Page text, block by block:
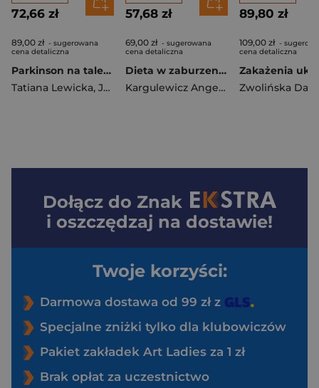
72,66 zł
89,00 zł - sugerowana
cena detaliczna
Parkinson na talerzu
Tatiana Lewicka, Joanna Siuda
57,68 zł
69,00 zł - sugerowana
cena detaliczna
Dieta w zaburzeniach profilu lipidowego
Kargulewicz Angelika
89,80 zł
109,00 zł -
cena detaliczna
Zwolińska
Dołącz do Znak
i oszczędzaj na dostawie!
Twoje korzyści:
Darmowa dostawa od 99 zł z
Specjalne zniżki tylko dla klubowiczów
Pakiet zakładek Art Ladies za 1 zł
Brak opłat za uczestnictwo